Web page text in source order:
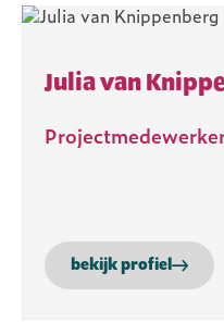
Julia van
bekijk profiel